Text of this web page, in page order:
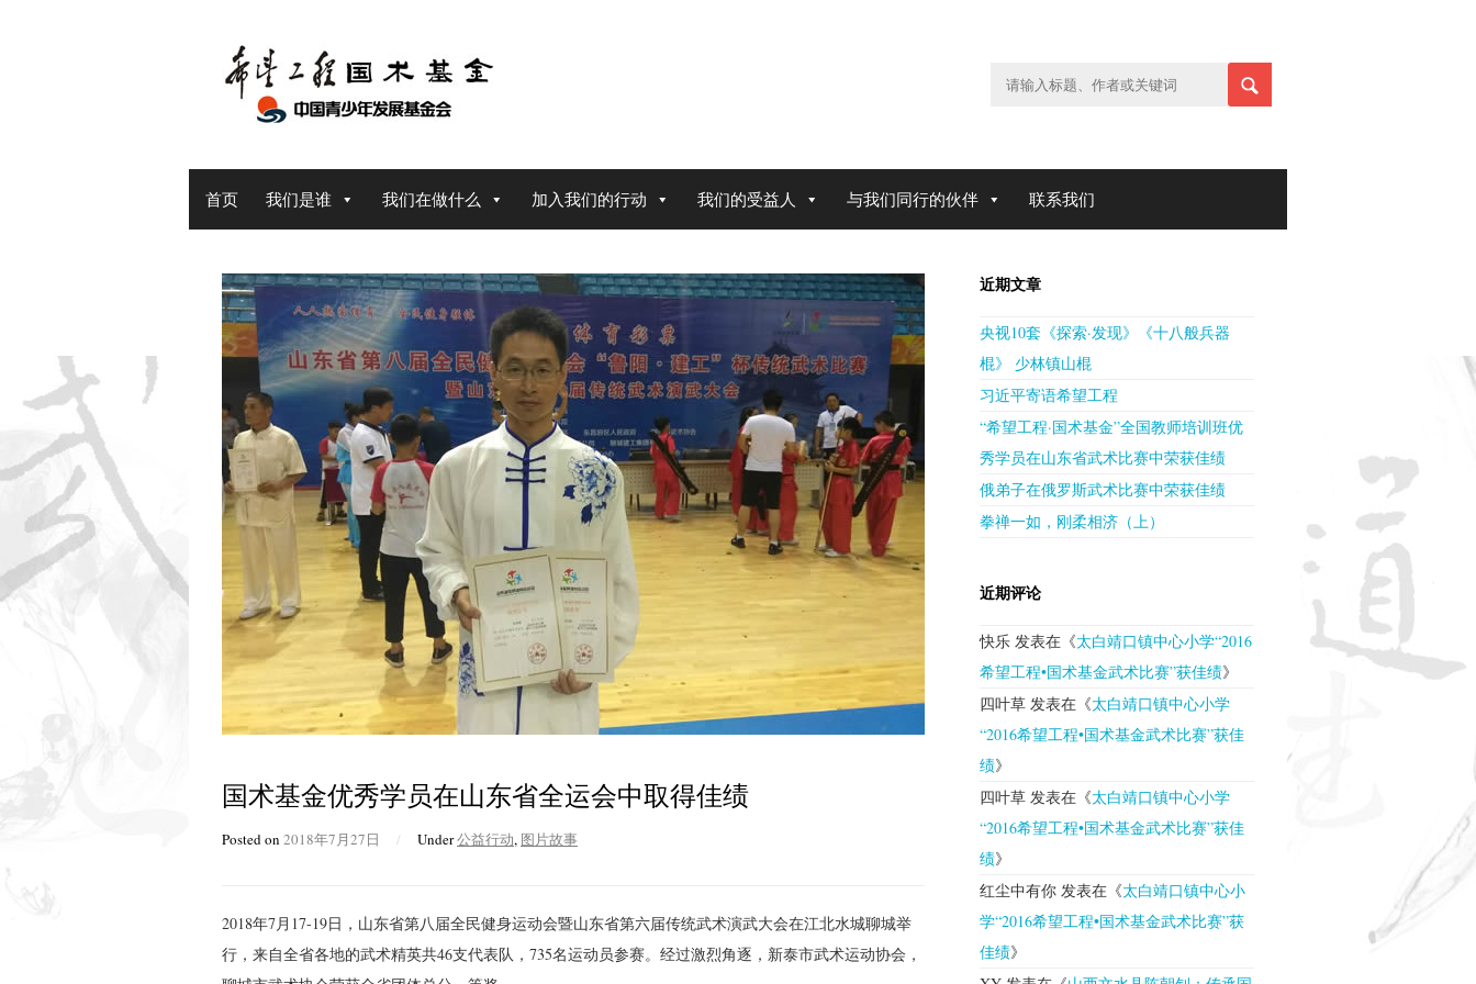
首页 我们是谁 我们在做什么 加入我们的行动 我们的受益人 与我们同行的伙伴 联系我们
国术基金优秀学员在山东省全运会中取得佳绩
Posted on 2018年7月27日 / Under公益行动, 图片故事
2018年7月17-19日，山东省第八届全民健身运动会暨山东省第六届传统武术演武大会在江北水城聊城举
行，来自全省各地的武术精英共46支代表队，735名运动员参赛。经过激烈角逐，新泰市武术运动协会，
近期文章
央视10套《探索·发现》《十八般兵器
棍》 少林镇山棍
习近平寄语希望工程
“希望工程·国术基金”全国教师培训班优
秀学员在山东省武术比赛中荣获佳绩
俄弟子在俄罗斯武术比赛中荣获佳绩
拳禅一如，刚柔相济（上）
近期评论
快乐 发表在《太白靖口镇中心小学“2016
希望工程•国术基金武术比赛”获佳绩》
四叶草 发表在《太白靖口镇中心小学
“2016希望工程•国术基金武术比赛”获佳
绩》
四叶草 发表在《太白靖口镇中心小学
“2016希望工程•国术基金武术比赛”获佳
绩》
红尘中有你 发表在《太白靖口镇中心小
学“2016希望工程•国术基金武术比赛”获
佳绩》